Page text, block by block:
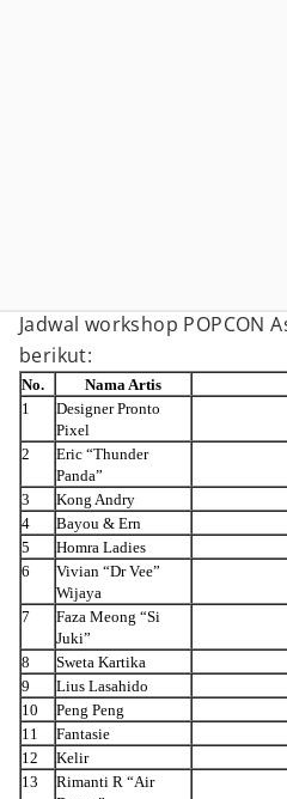
Jadwal workshop POPCON
berikut:
No. Nama Artis
1
Designer Pronto
Pixel
2
Eric “Thunder
Panda”
3
Kong Andry
4
Bayou & Ern
5
Homra Ladies
6
Vivian “Dr Vee”
Wijaya
7
Faza Meong “Si
Juki”
8
Sweta Kartika
9
Lius Lasahido
10
Peng Peng
11
Fantasie
12
Kelir
13
Rimanti R “Air